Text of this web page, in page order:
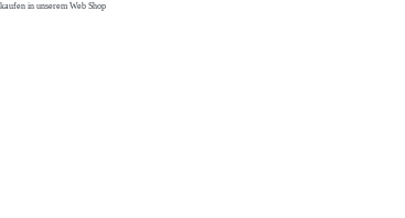
in unserem Web Shop